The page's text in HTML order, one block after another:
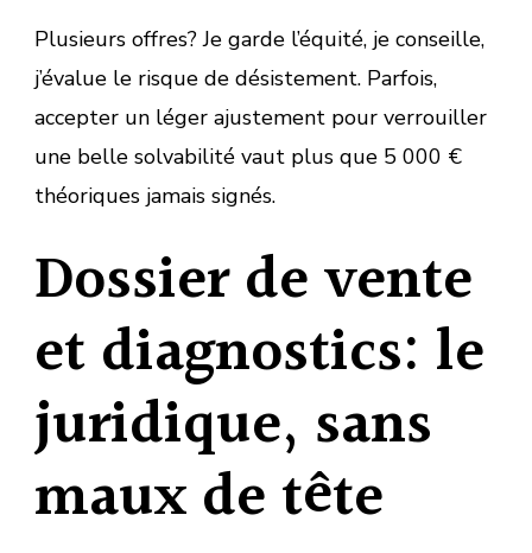
Plusieurs offres? Je garde l’équité, je conseille,
j’évalue le risque de désistement. Parfois,
accepter un léger ajustement pour verrouiller
une belle solvabilité vaut plus que 5 000 €
théoriques jamais signés.
Dossier de vente
et diagnostics: le
juridique, sans
maux de tête